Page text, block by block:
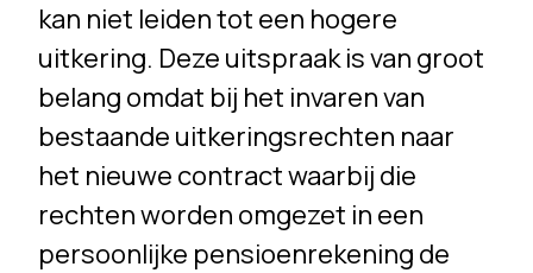
kan niet leiden tot een hogere
uitkering. Deze uitspraak is van groot
belang omdat bij het invaren van
bestaande uitkeringsrechten naar
het nieuwe contract waarbij die
rechten worden omgezet in een
persoonlijke pensioenrekening de